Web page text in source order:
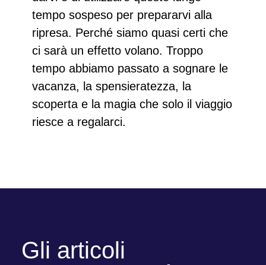
tempo sospeso per prepararvi alla
ripresa. Perché siamo quasi certi che
ci sarà un effetto volano. Troppo
tempo abbiamo passato a sognare le
vacanza, la spensieratezza, la
scoperta e la magia che solo il viaggio
riesce a regalarci.
Gli articoli